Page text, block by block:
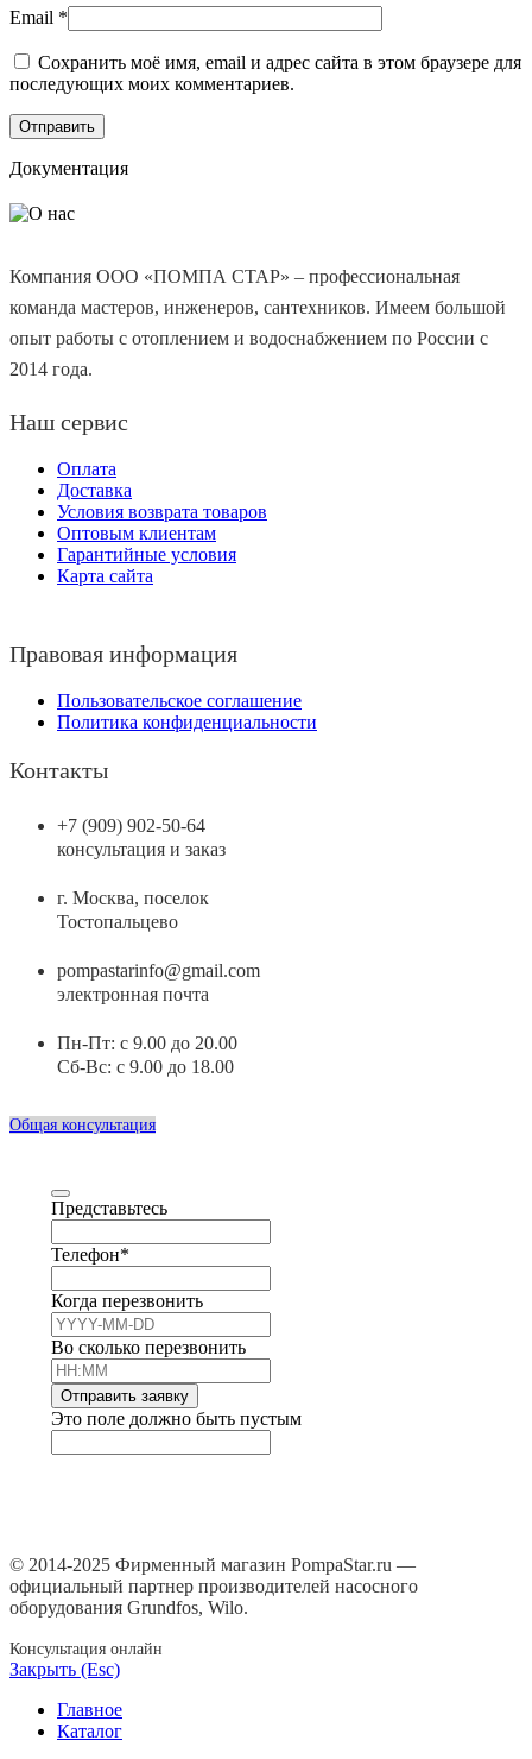
Email *
Сохранить моё имя, email и адрес сайта в этом браузере для
последующих моих комментариев.
Документация
Компания ООО «ПОМПА СТАР» – профессиональная
команда мастеров, инженеров, сантехников. Имеем большой
опыт работы с отоплением и водоснабжением по России с
2014 года.
Наш сервис
Оплата
Доставка
Условия возврата товаров
Оптовым клиентам
Гарантийные условия
Карта сайта
Правовая информация
Пользовательское соглашение
Политика конфиденциальности
Контакты
+7 (909) 902-50-64
консультация и заказ
г. Москва, поселок
Тостопальцево
pompastarinfo@gmail.com
электронная почта
Пн-Пт: с 9.00 до 20.00
Сб-Вс: с 9.00 до 18.00
Общая консультация
Представьтесь
Телефон*
Когда перезвонить
Во сколько перезвонить
Отправить заявку
Это поле должно быть пустым
© 2014-2025 Фирменный магазин PompaStar.ru —
официальный партнер производителей насосного
оборудования Grundfos, Wilo.
Консультация онлайн
Закрыть (Esc)
Главное
Каталог